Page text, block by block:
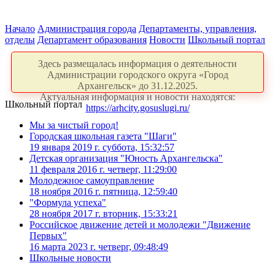
Начало Администрация города Департаменты, управления,
отделы Департамент образования Новости Школьный портал
Здесь размещалась информация о деятельности
Администрации городского округа «Город
Архангельск» до 31.12.2025.
Актуальная информация и новости находятся:
https://arhcity.gosuslugi.ru/
Школьный портал
Мы за чистый город!
Городская школьная газета "Шаги"
19 января 2019 г. суббота, 15:32:57
Детская организация "Юность Архангельска"
11 февраля 2016 г. четверг, 11:29:00
Молодежное самоуправление
18 ноября 2016 г. пятница, 12:59:40
"Формула успеха"
28 ноября 2017 г. вторник, 15:33:21
Российское движение детей и молодежи "Движение
Первых"
16 марта 2023 г. четверг, 09:48:49
Школьные новости